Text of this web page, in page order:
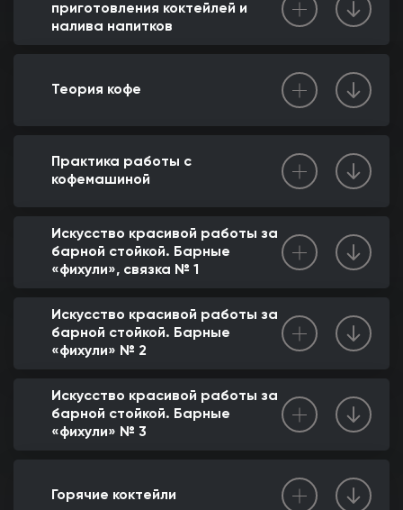
приготовления коктейлей и
налива напитков
Теория кофе
Практика работы с
кофемашиной
Искусство красивой работы за
барной стойкой. Барные
«фихули», связка № 1
Искусство красивой работы за
барной стойкой. Барные
«фихули» № 2
Искусство красивой работы за
барной стойкой. Барные
«фихули» № 3
Горячие коктейли